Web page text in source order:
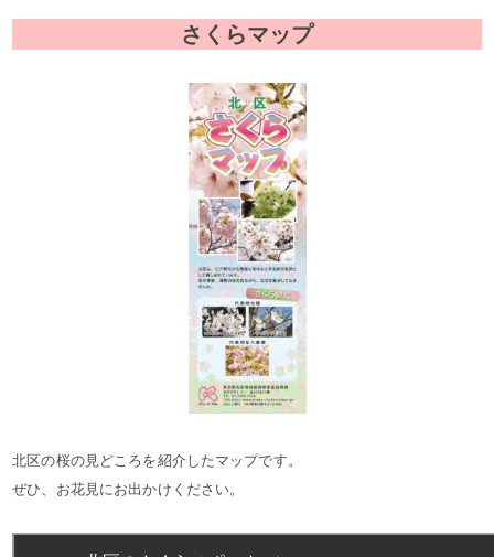
さくらマップ
北区の桜の見どころを紹介したマップです。
ぜひ、お花見にお出かけください。